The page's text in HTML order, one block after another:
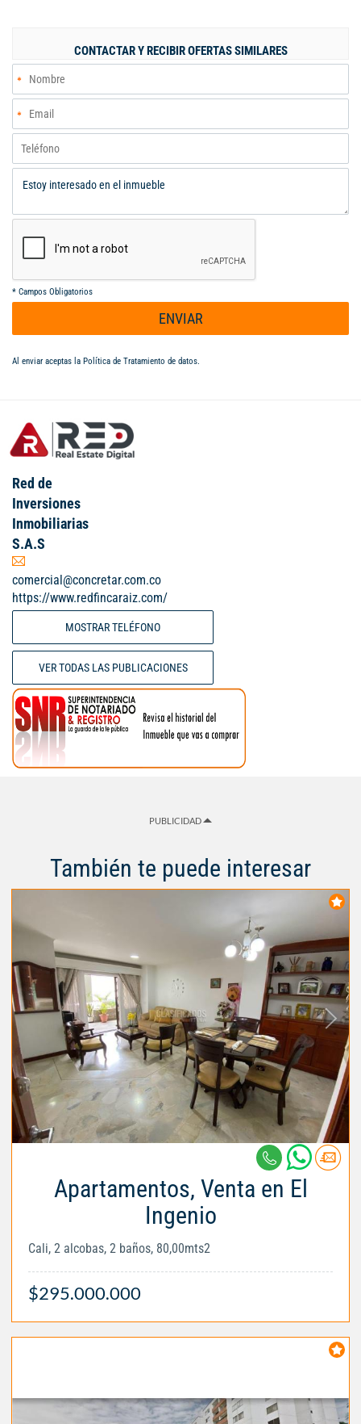
adecuaciones adicionales. Dispone de sala amplia con acceso a
balcón, tres alcobas con clósets, dos baños y una distribución
que favorece la iluminación y ventilación natural.
Adicionalmente, incluye parqueadero privado en sótano
debidamente escriturado, lo cual representa un valor agregado
importante dentro del conjunto. Una excelente opción para
vivienda o inversión en una de las zonas de mayor desarrollo
del sur de Cali.
CONTACTAR Y RECIBIR OFERTAS SIMILARES
* Campos Obligatorios
ENVIAR
Al enviar aceptas la Política de Tratamiento de datos.
Red de
Inversiones
Inmobiliarias
S.A.S
comercial@concretar.com.co
https://www.redfincaraiz.com/
MOSTRAR TELÉFONO
VER TODAS LAS PUBLICACIONES
PUBLICIDAD
También te puede interesar
Apartamentos, Venta en El
Ingenio
Cali, 2 alcobas, 2 baños, 80,00mts2
$295.000.000